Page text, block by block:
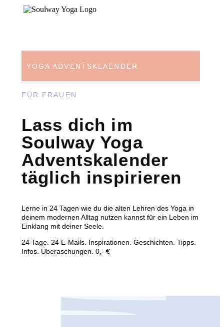
YOGA ADVENTSKLAENDER
FÜR FRAUEN
Lass dich im
Soulway Yoga
Adventskalender
täglich inspirieren
Lerne in 24 Tagen wie du die alten Lehren des Yoga in
deinem modernen Alltag nutzen kannst für ein Leben im
Einklang mit deiner Seele.
24 Tage. 24 E-Mails. Inspirationen. Geschichten. Tipps.
Infos. Überaschungen. 0,- €